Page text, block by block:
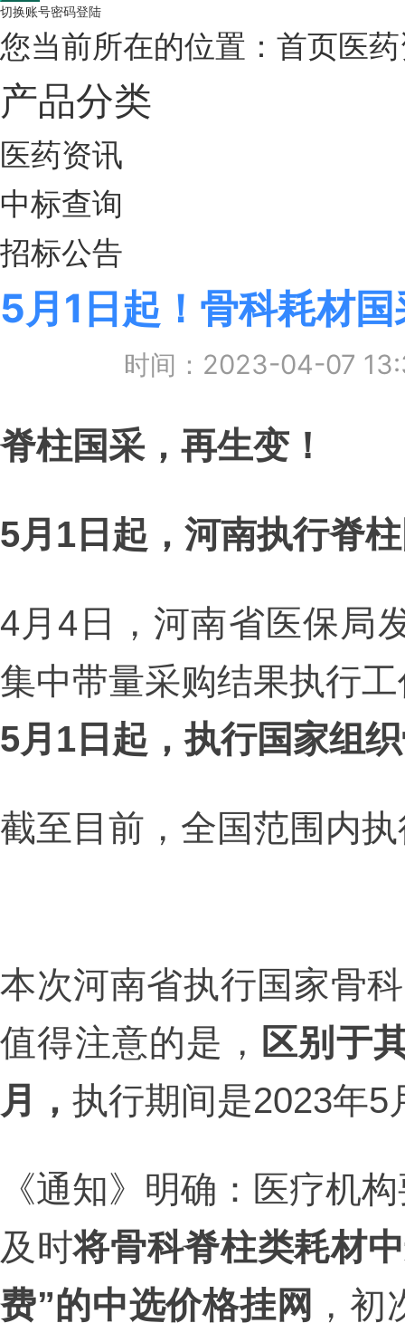
切换账号密码登陆
您当前所在的位置： 首页医
产品分类
医药资讯
中标查询
招标公告
5月1日起！骨科耗材
时间：2023-04-07
脊柱国采，再生变！
5月1日起，河南执行脊
4月4日，河南省医保局
集中带量采购结果执行
5月1日起，执行国家组
截至目前，全国范围内
本次河南省执行国家骨
值得注意的是， 区别于
月， 执行期间是2023年5
《通知》明确：医疗机
及时将骨科脊柱类耗材
费”的中选价格挂网 ，